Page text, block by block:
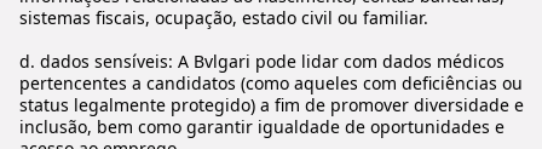
sistemas fiscais, ocupação, estado civil ou familiar.
d. dados sensíveis: A Bvlgari pode lidar com dados médicos
pertencentes a candidatos (como aqueles com deficiências ou
status legalmente protegido) a fim de promover diversidade e
inclusão, bem como garantir igualdade de oportunidades e